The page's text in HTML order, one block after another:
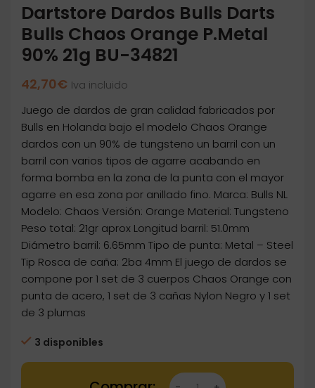
Dartstore Dardos Bulls Darts
Bulls Chaos Orange P.Metal
90% 21g BU-34821
42,70€ Iva incluido
Juego de dardos de gran calidad fabricados por
Bulls en Holanda bajo el modelo Chaos Orange
dardos con un 90% de tungsteno un barril con un
barril con varios tipos de agarre acabando en
forma bomba en la zona de la punta con el mayor
agarre en esa zona por anillado fino. Marca: Bulls NL
Modelo: Chaos Versión: Orange Material: Tungsteno
Peso total: 21gr aprox Longitud barril: 51.0mm
Diámetro barril: 6.65mm Tipo de punta: Metal – Steel
Tip Rosca de caña: 2ba 4mm El juego de dardos se
compone por 1 set de 3 cuerpos Chaos Orange con
punta de acero, 1 set de 3 cañas Nylon Negro y 1 set
de 3 plumas
3 disponibles
Dartstore Dardos Bulls Darts Bulls Chaos